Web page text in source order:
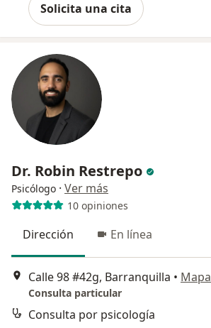
Solicita una cita
Dr. Robin Restrepo
Psicólogo · Ver más
10 opiniones
Dirección En línea
Calle 98 #42g, Barranquilla • Mapa
Consulta particular
Consulta por psicología